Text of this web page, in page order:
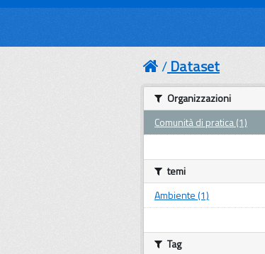
Dataset
Organizzazioni
Comunità di pratica (1)
temi
Ambiente (1)
Tag